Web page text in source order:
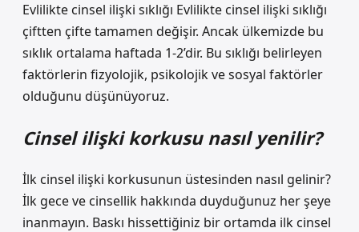
Evlilikte cinsel ilişki sıklığı Evlilikte cinsel ilişki sıklığı
çiftten çifte tamamen değişir. Ancak ülkemizde bu
sıklık ortalama haftada 1-2’dir. Bu sıklığı belirleyen
faktörlerin fizyolojik, psikolojik ve sosyal faktörler
olduğunu düşünüyoruz.
Cinsel ilişki korkusu nasıl yenilir?
İlk cinsel ilişki korkusunun üstesinden nasıl gelinir?
İlk gece ve cinsellik hakkında duyduğunuz her şeye
inanmayın. Baskı hissettiğiniz bir ortamda ilk cinsel